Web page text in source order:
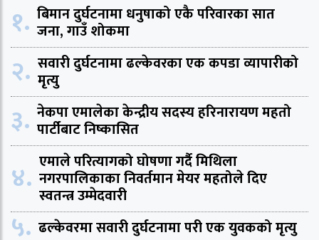
१. बिमान दुर्घटनामा धनुषाको एकै परिवारका सात
जना, गाउँ शोकमा
२. सवारी दुर्घटनामा ढल्केवरका एक कपडा व्यापारीको
मृत्यु
३. नेकपा एमालेका केन्द्रीय सदस्य हरिनारायण महतो
पार्टीबाट निष्कासित
४. एमाले परित्यागको घोषणा गर्दै मिथिला
नगरपालिकाका निवर्तमान मेयर महतोले दिए
स्वतन्त्र उम्मेदवारी
५. ढल्केवरमा सवारी दुर्घटनामा परी एक युवकको मृत्यु